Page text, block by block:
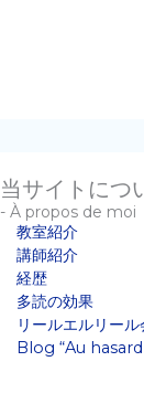
当サイトにつ
- À propos de moi
教室紹介
講師紹介
経歴
多読の効果
リールエルリー
Blog “Au